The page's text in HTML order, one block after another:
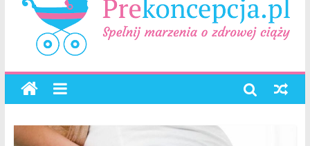
Planowanie ciąży. Jak planować ciążę? Jak przygotować się do